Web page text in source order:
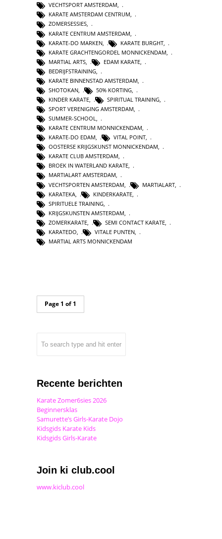
VECHTSPORT AMSTERDAM,
KARATE AMSTERDAM CENTRUM,
ZOMERSESSIES,
KARATE CENTRUM AMSTERDAM
KARATE-DO MARKEN
KARATE BURGHT
KARATE GRACHTENGORDEL MONNICKENDAM
MARTIAL ARTS
EDAM KARATE
BEDRIJFSTRAINING
KARATE BINNENSTAD AMSTERDAM
SHOTOKAN
50% KORTING
KINDER KARATE
SPIRITUAL TRAINING
SPORT VERENIGING AMSTERDAM,
SUMMER-SCHOOL,
KARATE CENTRUM MONNICKENDAM,
KARATE-DO EDAM, VITAL POINT,
OOSTERSE KRIJGSKUNST MONNICKENDAM,
KARATE CLUB AMSTERDAM,
BROEK IN WATERLAND KARATE,
MARTIALART AMSTERDAM,
VECHTSPORTEN AMSTERDAM
MARTIALART
KARATEKA
KINDERKARATE
SPIRITUELE TRAINING
KRIJGSKUNSTEN AMSTERDAM
ZOMERKARATE
SEMI CONTACT KARATE
KARATEDO
VITALE PUNTEN
MARTIAL ARTS MONNICKENDAM
Page 1 of 1
Recente berichten
Karate Zomer6sies 2026
Beginnersklas
Samurette’s Girls-Karate Dojo
Kidsgids Karate Kids
Kidsgids Girls-Karate
Join ki club.cool
www.kiclub.cool